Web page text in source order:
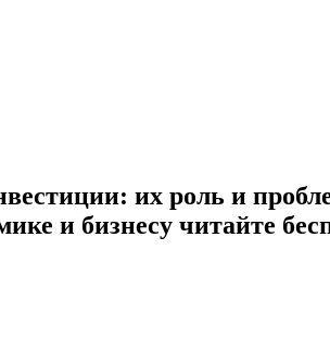
их роль и
и бизнесу читайте